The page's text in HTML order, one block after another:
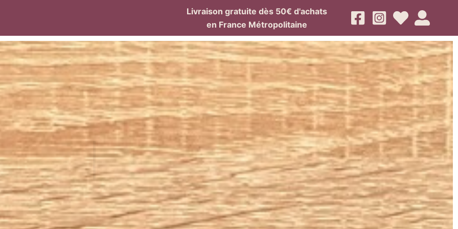
Livraison gratuite dès 50€ d'achats
en France Métropolitaine